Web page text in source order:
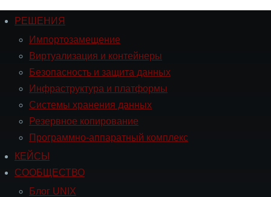
Навигация
РЕШЕНИЯ
РЕШЕНИЯ
Импортозамещение
Виртуализация и контейнеры
Безопасность и защита данных
Инфраструктура и платформы
Системы хранения данных
Резервное копирование
Программно-аппаратный комплекс
Навигация
СООБЩЕСТВО
КЕЙСЫ
СООБЩЕСТВО
Блог UNIX